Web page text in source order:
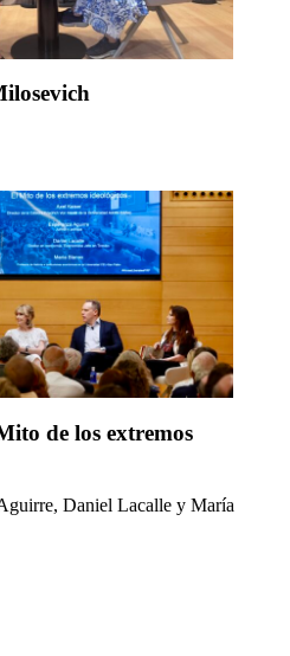
de los extremos
Daniel Lacalle y María